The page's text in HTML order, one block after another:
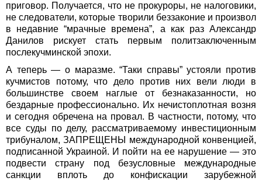
приговор. Получается, что не прокуроры, не налоговики,
не следователи, которые творили беззаконие и произвол
в недавние “мрачные времена”, а как раз Александр
Данилов рискует стать первым политзаключенным
послекучминской эпохи.
А теперь — о маразме. “Таки справы” устояли против
кучмистов потому, что дело против них вели люди в
большинстве своем наглые от безнаказанности, но
бездарные профессионально. Их нечистоплотная возня
и сегодня обречена на провал. В частности, потому, что
все суды по делу, рассматриваемому инвестиционным
трибуналом, ЗАПРЕЩЕНЫ международной конвенцией,
подписанной Украиной. И пойти на ее нарушение — это
подвести страну под безусловные международные
санкции вплоть до конфискации зарубежной